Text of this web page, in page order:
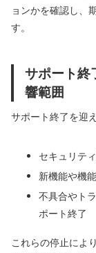
ョンかを確認し、
す。
サポート終
響範囲
サポート終了を迎
セキュリテ
新機能や機
不具合やト
ポート終了
これらの停止によ